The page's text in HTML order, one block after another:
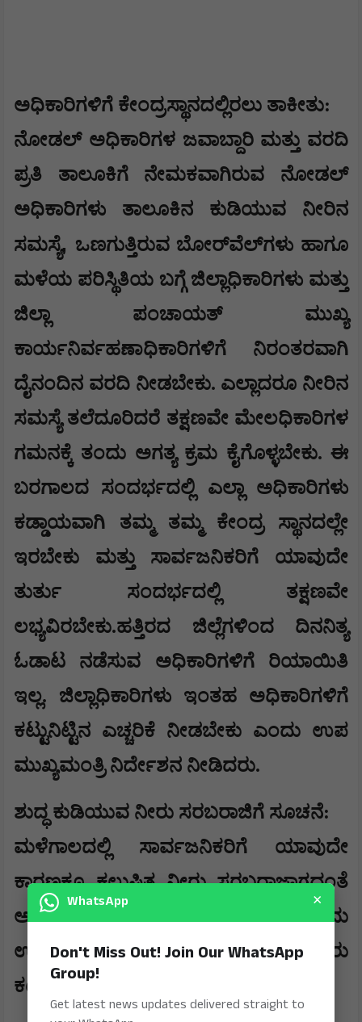
ಅಧಿಕಾರಿಗಳಿಗೆ ಕೇಂದ್ರಸ್ಥಾನದಲ್ಲಿರಲು ತಾಕೀತು:
ನೋಡಲ್ ಅಧಿಕಾರಿಗಳ ಜವಾಬ್ದಾರಿ ಮತ್ತು ವರದಿ
ಪ್ರತಿ ತಾಲೂಕಿಗೆ ನೇಮಕವಾಗಿರುವ ನೋಡಲ್
ಅಧಿಕಾರಿಗಳು ತಾಲೂಕಿನ ಕುಡಿಯುವ ನೀರಿನ
ಸಮಸ್ಯೆ, ಒಣಗುತ್ತಿರುವ ಬೋರ್‌ವೆಲ್‌ಗಳು ಹಾಗೂ
ಮಳೆಯ ಪರಿಸ್ಥಿತಿಯ ಬಗ್ಗೆ ಜಿಲ್ಲಾಧಿಕಾರಿಗಳು ಮತ್ತು
ಜಿಲ್ಲಾ ಪಂಚಾಯತ್ ಮುಖ್ಯ
ಕಾರ್ಯನಿರ್ವಹಣಾಧಿಕಾರಿಗಳಿಗೆ ನಿರಂತರವಾಗಿ
ದೈನಂದಿನ ವರದಿ ನೀಡಬೇಕು. ಎಲ್ಲಾದರೂ ನೀರಿನ
ಸಮಸ್ಯೆ ತಲೆದೂರಿದರೆ ತಕ್ಷಣವೇ ಮೇಲಧಿಕಾರಿಗಳ
ಗಮನಕ್ಕೆ ತಂದು ಅಗತ್ಯ ಕ್ರಮ ಕೈಗೊಳ್ಳಬೇಕು. ಈ
ಬರಗಾಲದ ಸಂದರ್ಭದಲ್ಲಿ ಎಲ್ಲಾ ಅಧಿಕಾರಿಗಳು
ಕಡ್ಡಾಯವಾಗಿ ತಮ್ಮ ತಮ್ಮ ಕೇಂದ್ರ ಸ್ಥಾನದಲ್ಲೇ
ಇರಬೇಕು ಮತ್ತು ಸಾರ್ವಜನಿಕರಿಗೆ ಯಾವುದೇ
ತುರ್ತು ಸಂದರ್ಭದಲ್ಲಿ ತಕ್ಷಣವೇ
ಲಭ್ಯವಿರಬೇಕು.ಹತ್ತಿರದ ಜಿಲ್ಲೆಗಳಿಂದ ದಿನನಿತ್ಯ
ಓಡಾಟ ನಡೆಸುವ ಅಧಿಕಾರಿಗಳಿಗೆ ರಿಯಾಯಿತಿ
ಇಲ್ಲ. ಜಿಲ್ಲಾಧಿಕಾರಿಗಳು ಇಂತಹ ಅಧಿಕಾರಿಗಳಿಗೆ
ಕಟ್ಟುನಿಟ್ಟಿನ ಎಚ್ಚರಿಕೆ ನೀಡಬೇಕು ಎಂದು ಉಪ
ಮುಖ್ಯಮಂತ್ರಿ ನಿರ್ದೇಶನ ನೀಡಿದರು.
ಶುದ್ಧ ಕುಡಿಯುವ ನೀರು ಸರಬರಾಜಿಗೆ ಸೂಚನೆ:
ಮಳೆಗಾಲದಲ್ಲಿ ಸಾರ್ವಜನಿಕರಿಗೆ ಯಾವುದೇ
ಕಾರಣಕ್ಕೂ ಕಲುಷಿತ ನೀರು ಸರಬರಾಜಾಗದಂತೆ
ಅಧಿಕಾರಿಗಳು ತೀವ್ರ ನಿಗಾವಹಿಸಬೇಕು ಎಂದು
ಉಪ ಮುಖ್ಯಮಂತ್ರಿ ಡಾ. ಜಿ. ಪರಮೇಶ್ವರ್ ಅವರು
ಕಟ್ಟುನಿಟ್ಟಿನ ಸೂಚನೆ ನೀಡಿದರು.
WhatsApp ×
Don't Miss Out! Join Our WhatsApp
Group!
Get latest news updates delivered straight to